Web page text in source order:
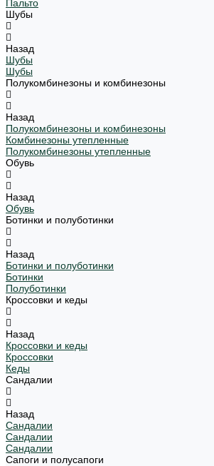
Пальто
Шубы
Назад
Шубы
Шубы
Полукомбинезоны и комбинезоны
Назад
Полукомбинезоны и комбинезоны
Комбинезоны утепленные
Полукомбинезоны утепленные
Обувь
Назад
Обувь
Ботинки и полуботинки
Назад
Ботинки и полуботинки
Ботинки
Полуботинки
Кроссовки и кеды
Назад
Кроссовки и кеды
Кроссовки
Кеды
Сандалии
Назад
Сандалии
Сандалии
Сандалии
Сапоги и полусапоги